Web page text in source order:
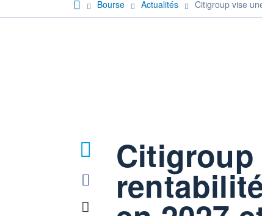
Bourse Actualités Citigroup vise